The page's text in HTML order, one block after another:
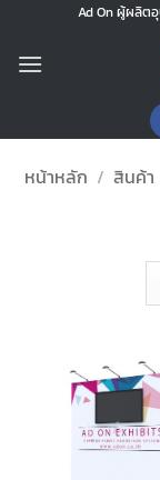
ยัง
Ad On ผู้ผลิต
หน้าหลัก / สินค้า